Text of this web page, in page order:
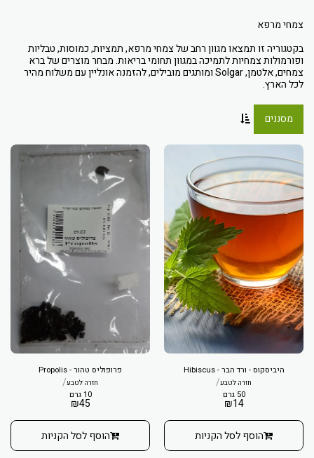
בקטגוריה זו תמצאו מגוון רחב של צמחי מרפא, תמציות, כמוסות, טבליות
ופורמולות צמחיות לתמיכה במגוון תחומי בריאות. מבחר מוצרים של ברא
צמחים, אלטמן, Solgar ומותגים מובילים, להזמנה אונליין עם משלוח מהיר
לכל הארץ.
מסננים
היביסקוס - ורד הבר - Hibiscus
חזרה לטבע/
50 גרם
₪14
הוסף לסל הקניות
פרופוליס טהור - Propolis
חזרה לטבע/
10 גרם
₪45
הוסף לסל הקניות